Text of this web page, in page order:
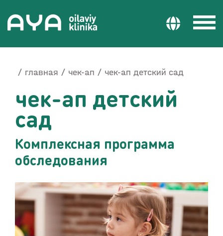
главная чек-ап чек-ап детский сад
чек-ап детский
сад
Комплексная программа
обследования